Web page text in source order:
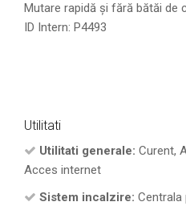
Mutare rapidă și fără bătăi de
ID Intern: P4493
Utilitati
Utilitati generale: Curent,
Acces internet
Sistem incalzire: Centrala